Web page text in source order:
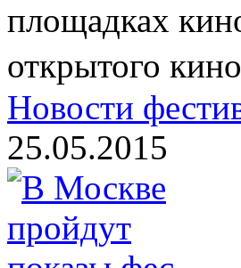
площадках
открытого
Новости
25.05.2015